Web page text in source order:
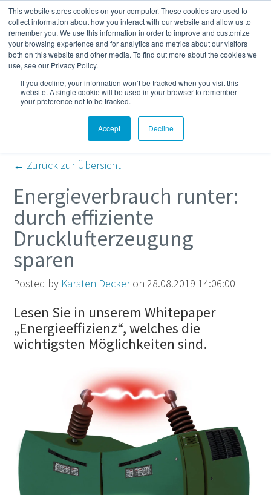
This website stores cookies on your computer. These cookies are used to
collect information about how you interact with our website and allow us to
remember you. We use this information in order to improve and customize
your browsing experience and for analytics and metrics about our visitors
both on this website and other media. To find out more about the cookies we
use, see our Privacy Policy.
If you decline, your information won’t be tracked when you visit this
website. A single cookie will be used in your browser to remember
your preference not to be tracked.
Accept Decline
Mehr
Kompressor- und
Druckluft-Blog
← Zurück zur Übersicht
Energieverbrauch runter:
durch effiziente
Drucklufterzeugung
sparen
Posted by Karsten Deckeron 28.08.2019 14:06:00
Lesen Sie in unserem Whitepaper
„Energieeffizienz“, welches die
wichtigsten Möglichkeiten sind.